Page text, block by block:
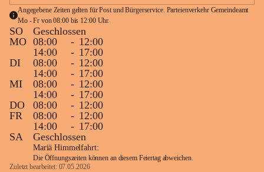
Angegebene Zeiten gelten für Post und Bürgerservice. Parteienverkehr Gemeindeamt
Mo - Fr von 08:00 bis 12:00 Uhr.
SO
Geschlossen
MO 08:00 - 12:00
14:00
- 17:00
DI
08:00 - 12:00
14:00
- 17:00
MI
08:00 - 12:00
14:00
- 17:00
DO
08:00 - 12:00
FR
08:00 - 12:00
14:00
- 17:00
SA
Geschlossen
Mariä Himmelfahrt:
Die Öffnungszeiten können an diesem Feiertag abweichen.
Zuletzt bearbeitet: 07.05.2026